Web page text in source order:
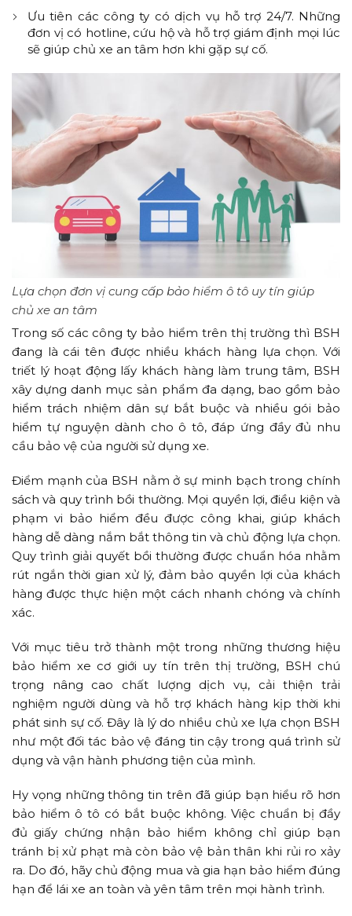
Ưu tiên các công ty có dịch vụ hỗ trợ 24/7. Những
đơn vị có hotline, cứu hộ và hỗ trợ giám định mọi lúc
sẽ giúp chủ xe an tâm hơn khi gặp sự cố.
Lựa chọn đơn vị cung cấp bảo hiểm ô tô uy tín giúp
chủ xe an tâm
Trong số các công ty bảo hiểm trên thị trường thì BSH
đang là cái tên được nhiều khách hàng lựa chọn. Với
triết lý hoạt động lấy khách hàng làm trung tâm, BSH
xây dựng danh mục sản phẩm đa dạng, bao gồm bảo
hiểm trách nhiệm dân sự bắt buộc và nhiều gói bảo
hiểm tự nguyện dành cho ô tô, đáp ứng đầy đủ nhu
cầu bảo vệ của người sử dụng xe.
Điểm mạnh của BSH nằm ở sự minh bạch trong chính
sách và quy trình bồi thường. Mọi quyền lợi, điều kiện và
phạm vi bảo hiểm đều được công khai, giúp khách
hàng dễ dàng nắm bắt thông tin và chủ động lựa chọn.
Quy trình giải quyết bồi thường được chuẩn hóa nhằm
rút ngắn thời gian xử lý, đảm bảo quyền lợi của khách
hàng được thực hiện một cách nhanh chóng và chính
xác.
Với mục tiêu trở thành một trong những thương hiệu
bảo hiểm xe cơ giới uy tín trên thị trường, BSH chú
trọng nâng cao chất lượng dịch vụ, cải thiện trải
nghiệm người dùng và hỗ trợ khách hàng kịp thời khi
phát sinh sự cố. Đây là lý do nhiều chủ xe lựa chọn BSH
như một đối tác bảo vệ đáng tin cậy trong quá trình sử
dụng và vận hành phương tiện của mình.
Hy vọng những thông tin trên đã giúp bạn hiểu rõ hơn
bảo hiểm ô tô có bắt buộc không. Việc chuẩn bị đầy
đủ giấy chứng nhận bảo hiểm không chỉ giúp bạn
tránh bị xử phạt mà còn bảo vệ bản thân khi rủi ro xảy
ra. Do đó, hãy chủ động mua và gia hạn bảo hiểm đúng
hạn để lái xe an toàn và yên tâm trên mọi hành trình.